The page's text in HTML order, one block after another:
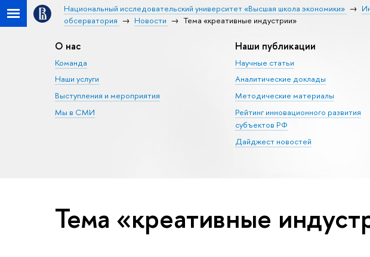
Национальный исследовательский университет «Высшая школа экономики»
обсерватория
Новости Тема «креативные индустрии»
О нас
Команда
Наши услуги
Выступления и мероприятия
Мы в СМИ
Наши публикации
Научные статьи
Аналитические доклады
Методические материалы
Рейтинг инновационного развития
субъектов РФ
Дайджест новостей
Тема «креативные